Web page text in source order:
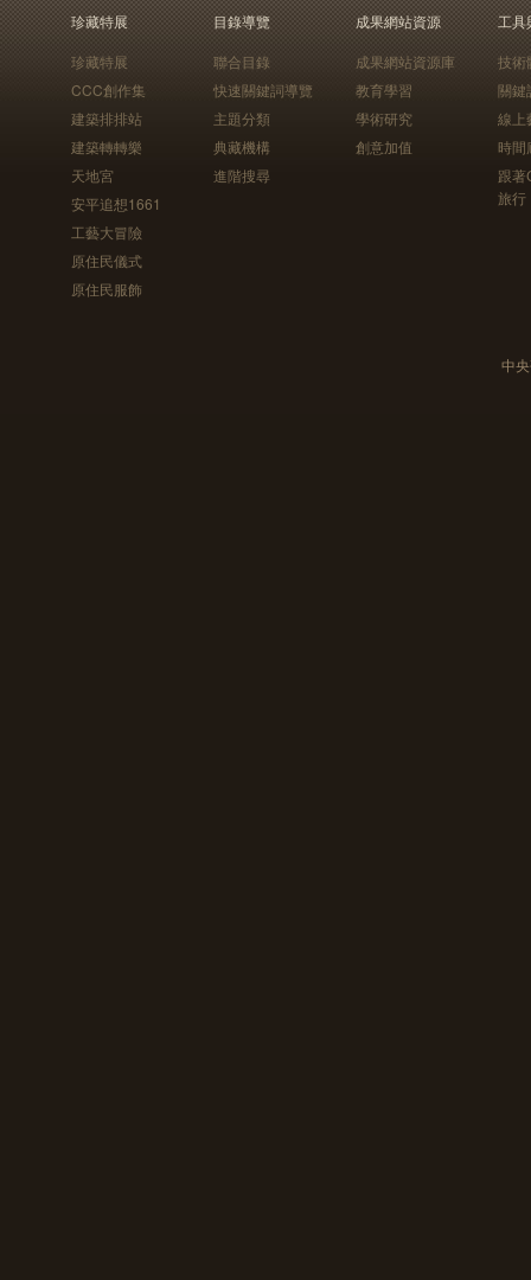
珍藏特展
珍藏特展
CCC創作集
建築排排站
建築轉轉樂
天地宮
安平追想1661
工藝大冒險
原住民儀式
原住民服飾
目錄導覽
聯合目錄
快速關鍵詞導覽
主題分類
典藏機構
進階搜尋
成果網站資源
成果網站資源庫
教育學習
學術研究
創意加值
工具
技術
關鍵
線上
時間
跟
旅行
中